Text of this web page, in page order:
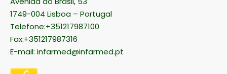
Avenida do Brasil, 53
1749-004 Lisboa – Portugal
infarmed@infarmed.pt